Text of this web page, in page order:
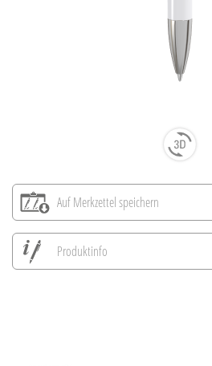
Auf Merkzettel speichern
Produktinfo